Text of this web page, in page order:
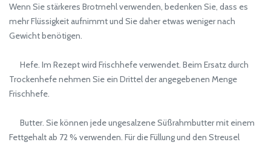
Wenn Sie stärkeres Brotmehl verwenden, bedenken Sie, dass es
mehr Flüssigkeit aufnimmt und Sie daher etwas weniger nach
Gewicht benötigen.
Hefe. Im Rezept wird Frischhefe verwendet. Beim Ersatz durch
Trockenhefe nehmen Sie ein Drittel der angegebenen Menge
Frischhefe.
Butter. Sie können jede ungesalzene Süßrahmbutter mit einem
Fettgehalt ab 72 % verwenden. Für die Füllung und den Streusel